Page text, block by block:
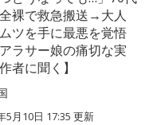
裸で救急搬送→大人
ツを手に最悪を覚悟
ラサー娘の痛切な実
者に聞く】
5月10日 17:35 更新